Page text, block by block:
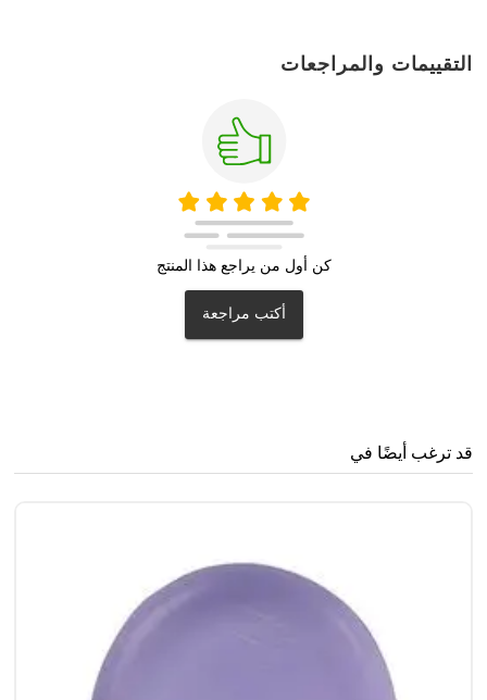
التقييمات والمراجعات
كن أول من يراجع هذا المنتج
أكتب مراجعة
قد ترغب أيضًا في